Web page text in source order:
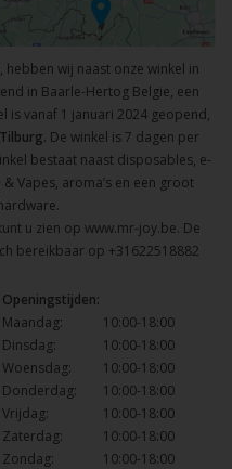
wij naast onze winkel in
in Baarle-Hertog Belgie, een
is vanaf 1 januari 2024 geopend,
De winkel is 7 dagen per
bestaat naast disposables, e-
Vapes, aroma’s en een groot
u zien op www.mr-joy.be. De
bereikbaar op +31622518882
Openingstijden:
Maandag:
10:00-18:00
Dinsdag:
10:00-18:00
Woensdag:
10:00-18:00
Donderdag:
10:00-18:00
Vrijdag:
10:00-18:00
Zaterdag:
10:00-18:00
Zondag:
10:00-18:00